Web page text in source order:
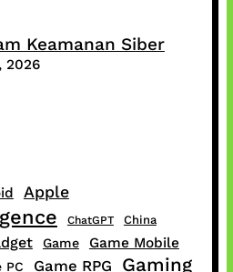
Keamanan Siber
2026
Apple
ChatGPT China
Game Game Mobile
PC Game RPG Gaming